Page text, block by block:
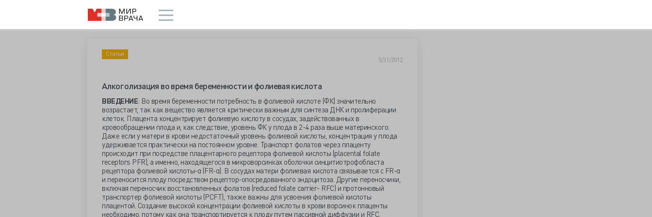
Статьи
5/31/2012
Алкоголизация во время беременности и фолиевая кислота
ВВЕДЕНИЕ: Во время беременности потребность в фолиевой кислоте (ФК) значительно
возрастает, так как вещество является критически важным для синтеза ДНК и пролиферации
клеток. Плацента концентрирует фолиевую кислоту в сосудах, задействованных в
кровообращении плода и, как следствие, уровень ФК у плода в 2-4 раза выше материнского.
Даже если у матери в крови недостаточный уровень фолиевой кислоты, концентрация у плода
удерживается практически на постоянном уровне. Транспорт фолатов через плаценту
происходит при посредстве плацентарного рецептора фолиевой кислоты (placental folate
receptors PFR), а именно, находящегося в микроворсинках оболочки синцитиотрофобласта
рецептора фолиевой кислоты-α (FR-α). В сосудах матери фолиевая кислота связывается с FR-α
и переносится плоду посредством рецептор-опосредованного эндоцитоза. Другие переносчики,
включая переносчик восстановленных фолатов (reduced folate carrier- RFC) и протонновый
транспортер фолиевой кислоты (PCFT), также важны для усвоения фолиевой кислоты
плацентой. Создание высокой концентрации фолиевой кислоты в крови ворсинок плаценты
необходимо, потому как она транспортируется к плоду путем пассивной диффузии и RFC.